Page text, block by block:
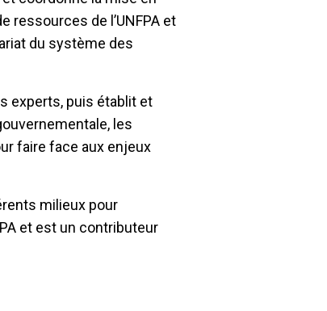
de l’UNFPA et
du système des
experts, puis établit et
les
faire face aux enjeux
milieux pour
et est un contributeur